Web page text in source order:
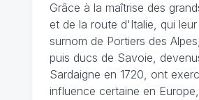
Grâce à la maîtrise des
et de la route d'Italie, qui
surnom de Portiers des
puis ducs de Savoie,
Sardaigne en 1720, ont
influence certaine en